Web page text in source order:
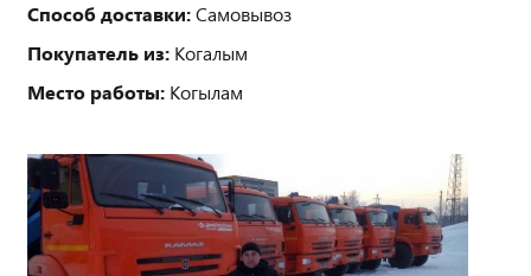
Способ доставки:Самовывоз
Покупатель из: Когалым
Место работы: Когылам